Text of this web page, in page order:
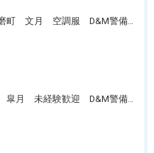
加古川市 播磨町 文月 空調服 D&M警備保障では警備員募集中です。
明石 加古川 皐月 未経験歓迎 D&M警備保障では警備員募集中です。